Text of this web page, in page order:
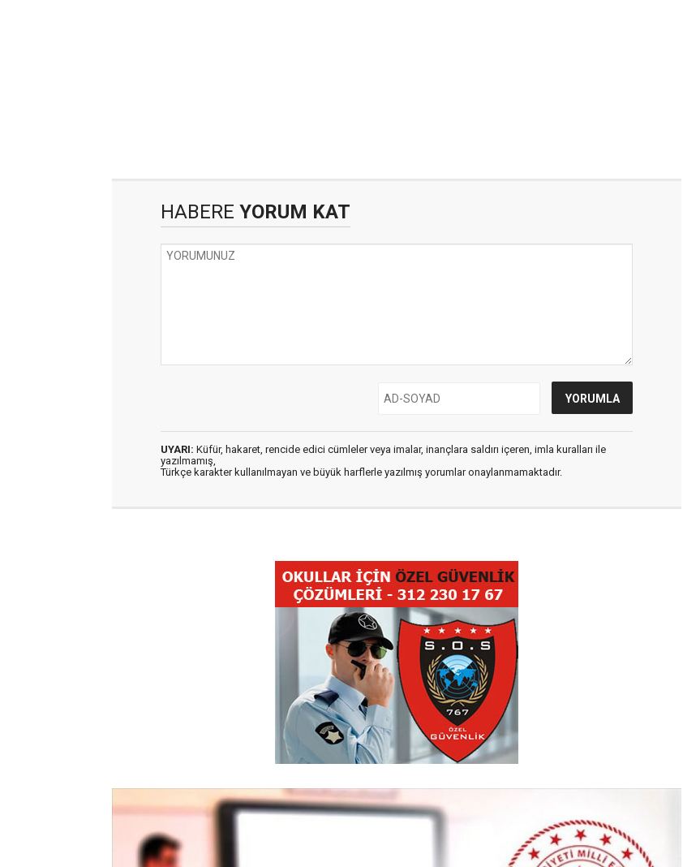
HABERE YORUM KAT
UYARI: Küfür, hakaret, rencide edici cümleler veya imalar, inançlara saldırı içeren, imla kuralları ile
yazılmamış,
Türkçe karakter kullanılmayan ve büyük harflerle yazılmış yorumlar onaylanmamaktadır.